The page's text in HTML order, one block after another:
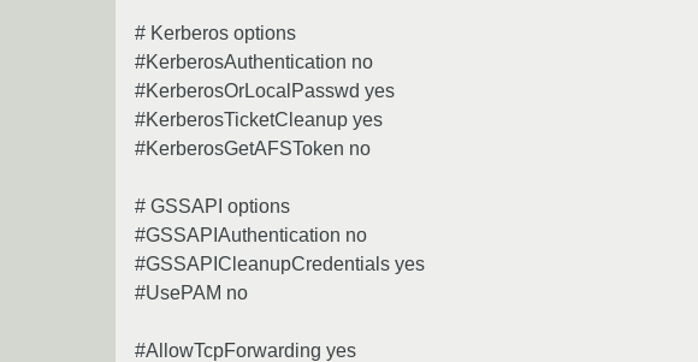
# Kerberos options
#KerberosAuthentication no
#KerberosOrLocalPasswd yes
#KerberosTicketCleanup yes
#KerberosGetAFSToken no
# GSSAPI options
#GSSAPIAuthentication no
#GSSAPICleanupCredentials yes
#UsePAM no
#AllowTcpForwarding yes